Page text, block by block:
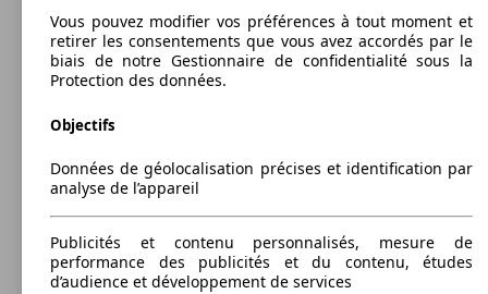
Essence
Model Version
Dim. (L/l/h):
à partir de 4108 x 1760 x 1559 mm
Puissance:
70 - 84 KW (95 - 115 PS)
5
Sièges:
Coffre:
385 - 1281 Litres
Capacité de remorquage:
620 - 1100 kg
Afficher les variantes
Vous pouvez modifier vos préférences à tout moment et
retirer les consentements que vous avez accordés par le
biais de notre Gestionnaire de confidentialité sous la
Protection des données.
Objectifs
Données de géolocalisation précises et identification par
analyse de l’appareil
Publicités et contenu personnalisés, mesure de
performance des publicités et du contenu, études
d’audience et développement de services